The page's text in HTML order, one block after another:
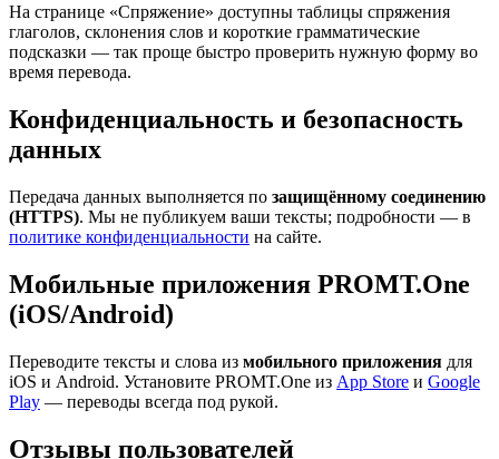
На странице «Спряжение» доступны таблицы спряжения
глаголов, склонения слов и короткие грамматические
подсказки — так проще быстро проверить нужную форму во
время перевода.
Конфиденциальность и безопасность
данных
Передача данных выполняется по защищённому соединению
(HTTPS). Мы не публикуем ваши тексты; подробности — в
политике конфиденциальности на сайте.
Мобильные приложения PROMT.One
(iOS/Android)
Переводите тексты и слова из мобильного приложения для
iOS и Android. Установите PROMT.One из App Store и Google
Play — переводы всегда под рукой.
Отзывы пользователей